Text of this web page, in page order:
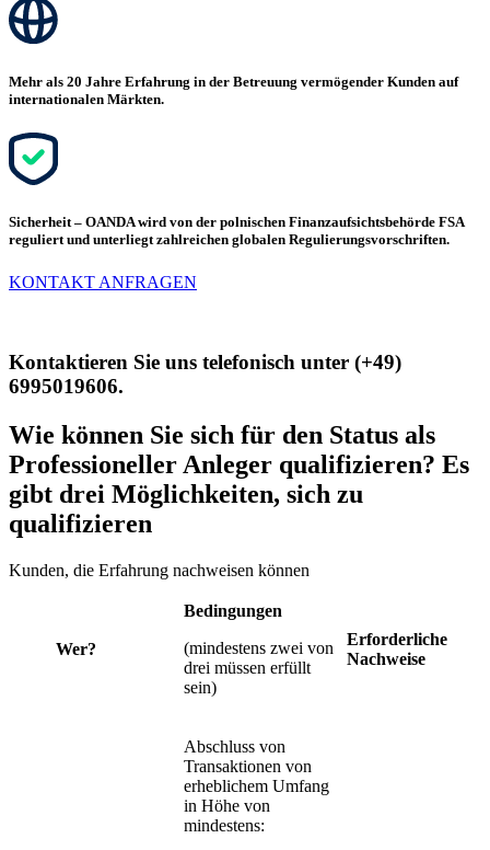
Mehr als 20 Jahre Erfahrung in der Betreuung vermögender Kunden auf
internationalen Märkten.
Sicherheit – OANDA wird von der polnischen Finanzaufsichtsbehörde FSA
reguliert und unterliegt zahlreichen globalen Regulierungsvorschriften.
KONTAKT ANFRAGEN
Kontaktieren Sie uns telefonisch unter (+49)
6995019606.
Wie können Sie sich für den Status als
Professioneller Anleger qualifizieren? Es
gibt drei Möglichkeiten, sich zu
qualifizieren
Kunden, die Erfahrung nachweisen können
Wer?
Bedingungen
(mindestens zwei von
drei müssen erfüllt
sein)
Erforderliche
Nachweise
Abschluss von
Transaktionen von
erheblichem Umfang
in Höhe von
mindestens: